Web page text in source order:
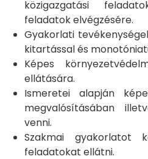
közigazgatási
feladatok elvégzésére.
Gyakorlati
kitartással és
Képes
ellátására.
Ismeretei alapján
megvalósításában
venni.
Szakmai gyakorlatot
feladatokat ellátni.